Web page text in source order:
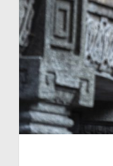
的
溫
度